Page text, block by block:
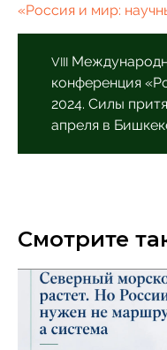
«Россия и мир:
VIII
конференция
2024. Силы
апреля в
Смотрите